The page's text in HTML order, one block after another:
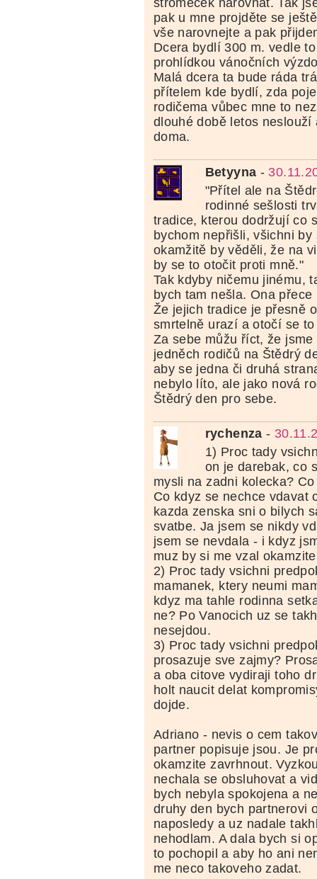
stromeček narovnat. Tak
pak u mne projděte se
vše narovnejte a pak
Dcera bydlí 300 m. vedle
prohlídkou vánočních
Malá dcera ta bude ráda
přítelem kde bydlí, zda
rodičema vůbec mne to
dlouhé době letos neslouží
doma.
Betyyna -
"Přítel ale na
rodinné sešlosti
tradice, kterou dodržují co
bychom nepřišli, všichni
okamžitě by věděli, že na
by se to otočit proti mně."
Tak kdyby ničemu jinému,
bych tam nešla. Ona
Že jejich tradice je přesně
smrtelně urazí a otočí se
Za sebe můžu říct, že
jedněch rodičů na Štědrý
aby se jedna či druhá
nebylo líto, ale jako nová
Štědrý den pro sebe.
rychenza -
1) Proc tady
on je darebak, co
mysli na zadni kolecka?
Co kdyz se nechce vdavat
kazda zenska sni o bilych
svatbe. Ja jsem se nikdy
jsem se nevdala - i kdyz
muz by si me vzal
2) Proc tady vsichni
mamanek, ktery neumi
kdyz ma tahle rodinna
ne? Po Vanocich uz se
nesejdou.
3) Proc tady vsichni
prosazuje sve zajmy?
a oba citove vydiraji toho
holt naucit delat
dojde.
Adriano - nevis o cem
partner popisuje jsou. Je
okamzite zavrhnout.
nechala se obsluhovat a
bych nebyla spokojena a
druhy den bych partnerovi
naposledy a uz nadale
nehodlam. A dala bych si
to pochopil a aby ho ani
me neco takoveho zadat.